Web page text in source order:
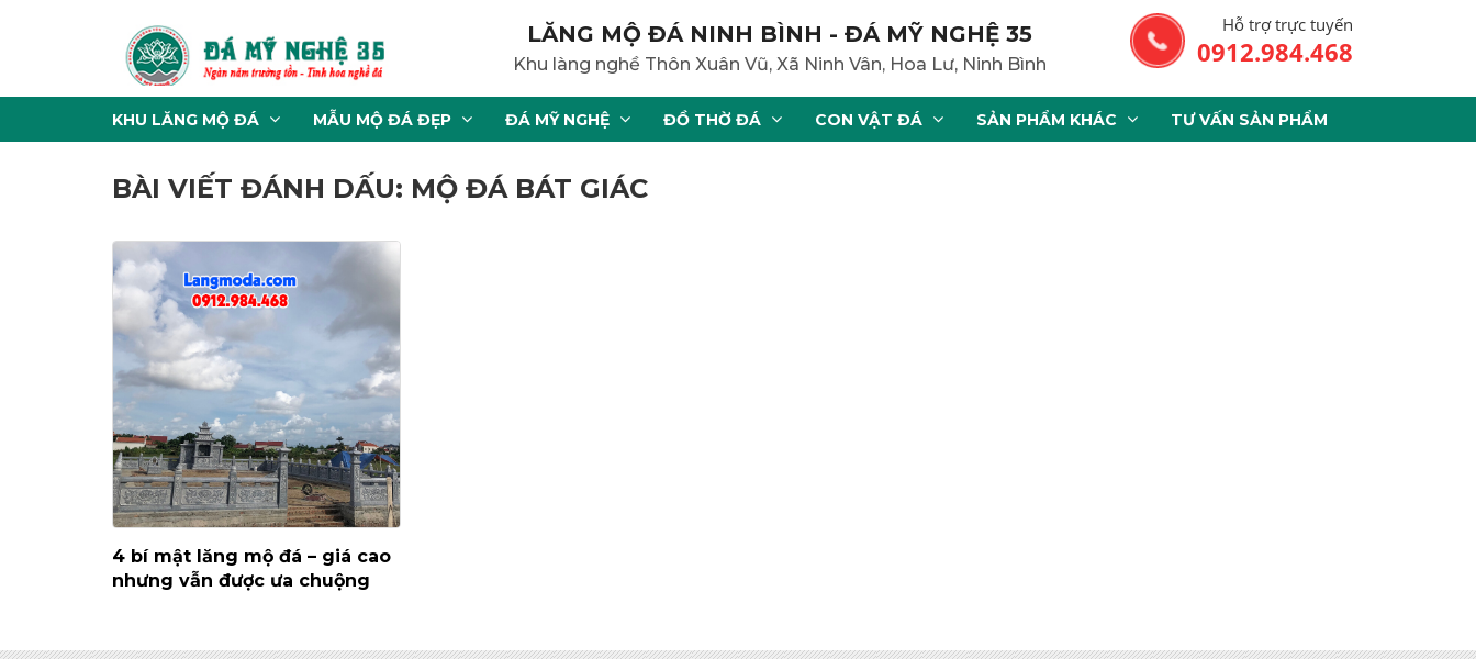
LĂNG MỘ ĐÁ NINH BÌNH - ĐÁ MỸ NGHỆ 35
Khu làng nghề Thôn Xuân Vũ, Xã Ninh Vân, Hoa Lư, Ninh Bình
Hỗ trợ trực tuyến
0912.984.468
KHU LĂNG MỘ ĐÁ MẪU MỘ ĐÁ ĐẸP ĐÁ MỸ NGHỆ ĐỒ THỜ ĐÁ CON VẬT ĐÁ SẢN PHẨM KHÁC TƯ VẤN SẢN PHẨM
BÀI VIẾT ĐÁNH DẤU: MỘ ĐÁ BÁT GIÁC
4 bí mật lăng mộ đá – giá cao
nhưng vẫn được ưa chuộng